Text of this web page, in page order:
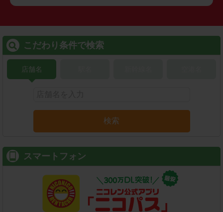
こだわり条件で検索
店舗名
検索
スマートフォン